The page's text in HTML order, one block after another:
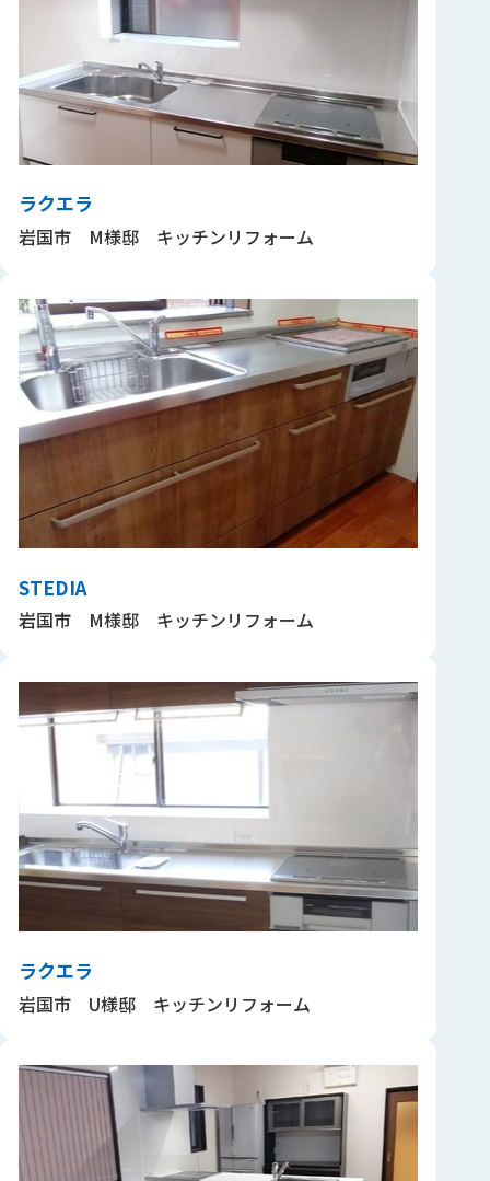
ラクエラ
岩国市 M様邸 キッチンリフォーム
STEDIA
岩国市 M様邸 キッチンリフォーム
ラクエラ
岩国市 U様邸 キッチンリフォーム